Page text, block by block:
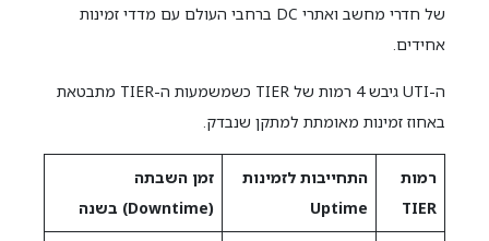
של חדרי מחשב ואתרי DC ברחבי העולם עם מדדי זמינות
אחידים.
ה-UTI גיבש 4 רמות של TIER כשמשמעות ה-TIER מתבטאת
באחוז זמינות מאומתת למתקן שנבדק.
רמות
TIER
התחייבות לזמינות
Uptime
זמן השבתה
(
Downtime) בשנה